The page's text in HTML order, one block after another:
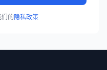
的隐私政策